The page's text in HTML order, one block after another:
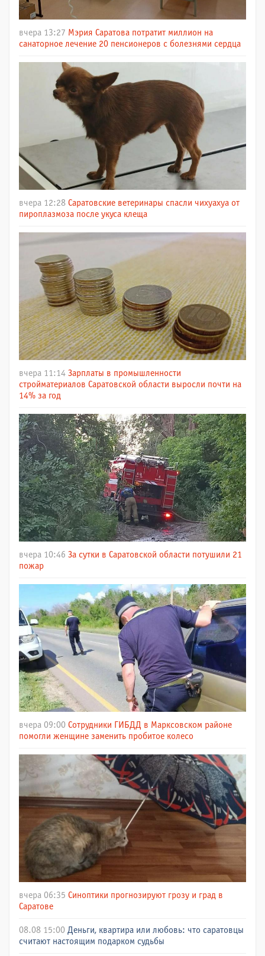
вчера 13:27 Мэрия Саратова потратит миллион на
санаторное лечение 20 пенсионеров с болезнями сердца
вчера 12:28 Саратовские ветеринары спасли чихуахуа от
пироплазмоза после укуса клеща
вчера 11:14 Зарплаты в промышленности
стройматериалов Саратовской области выросли почти на
14% за год
вчера 10:46 За сутки в Саратовской области потушили 21
пожар
вчера 09:00 Сотрудники ГИБДД в Марксовском районе
помогли женщине заменить пробитое колесо
вчера 06:35 Синоптики прогнозируют грозу и град в
Саратове
08.08 15:00 Деньги, квартира или любовь: что саратовцы
считают настоящим подарком судьбы